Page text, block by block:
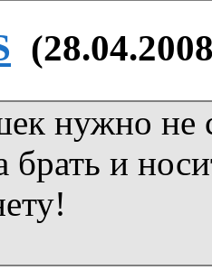
нужно не
брать и